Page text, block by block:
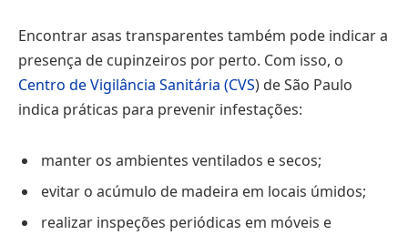
Encontrar asas transparentes também pode indicar a
presença de cupinzeiros por perto. Com isso, o
Centro de Vigilância Sanitária (CVS) de São Paulo
indica práticas para prevenir infestações:
manter os ambientes ventilados e secos;
evitar o acúmulo de madeira em locais úmidos;
realizar inspeções periódicas em móveis e